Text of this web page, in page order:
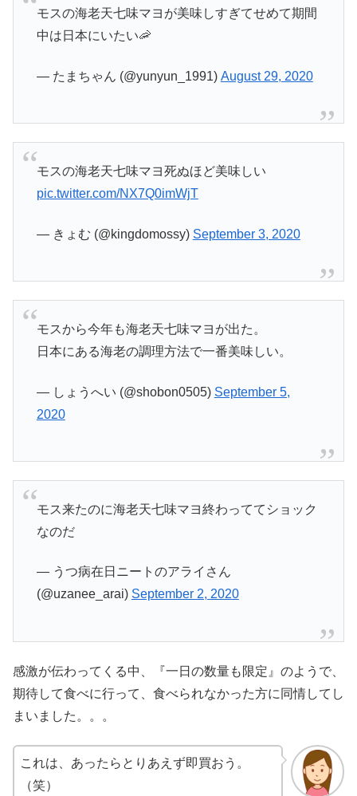
モスの海老天七味マヨが美味しすぎてせめて期間
中は日本にいたい🦐
— たまちゃん (@yunyun_1991) August 29, 2020
モスの海老天七味マヨ死ぬほど美味しい
pic.twitter.com/NX7Q0imWjT
— きょむ (@kingdomossy) September 3, 2020
モスから今年も海老天七味マヨが出た。
日本にある海老の調理方法で一番美味しい。
— しょうへい (@shobon0505) September 5,
2020
モス来たのに海老天七味マヨ終わっててショック
なのだ
— うつ病在日ニートのアライさん
(@uzanee_arai) September 2, 2020
感激が伝わってくる中、『一日の数量も限定』のようで、
期待して食べに行って、食べられなかった方に同情してし
まいました。。。
これは、あったらとりあえず即買おう。
（笑）